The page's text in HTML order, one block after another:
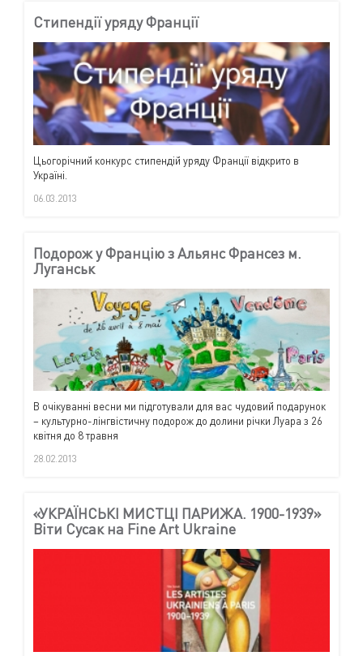
Стипендії уряду Франції
Цьогорічний конкурс стипендій уряду Франції відкрито в
Україні.
06.03.2013
Подорож у Францію з Альянс Франсез м.
Луганськ
В очікуванні весни ми підготували для вас чудовий подарунок
– культурно-лінгвістичну подорож до долини річки Луара з 26
квітня до 8 травня
28.02.2013
«УКРАЇНСЬКІ МИСТЦІ ПАРИЖА. 1900-1939»
Віти Сусак на Fine Art Ukraine